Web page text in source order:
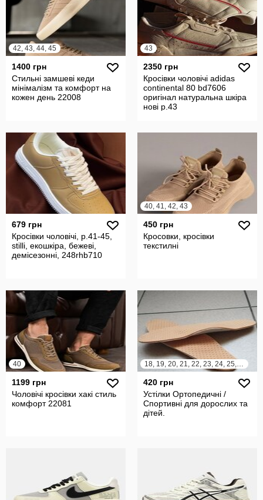
42, 43, 44, 45
1400 грн
Стильні замшеві кеди
мінімалізм та комфорт на
кожен день 22008
43
2350 грн
Кросівки чоловічі adidas
continental 80 bd7606
оригінал натуральна шкіра
нові р.43
679 грн
Кросівки чоловічі, р.41-45,
stilli, екошкіра, бежеві,
демісезонні, 248rhb710
40, 41, 42, 43
450 грн
Кросовки, кросівки
текстилні
40
1199 грн
Чоловічі кросівки хакі стиль
комфорт 22081
18, 19, 20, 21, 22, 23, 24, 25, 26, 27, 28, 29, 30, 31, 32, 33, 34, 35, 36, 37, 38, 39, 40, 41, 42, 43, 44, 45, 46
420 грн
Устілки Ортопедичні /
Спортивні для дорослих та
дітей.